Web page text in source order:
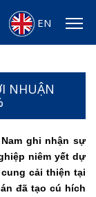
EN
NHUẬN
ghi nhận sự
niêm yết dự
cải thiện tại
đã tạo cú hích